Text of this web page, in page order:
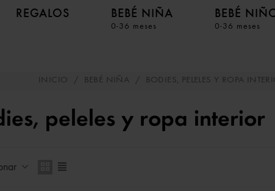
REGALOS BEBÉ NIÑA
0-36 meses
BEBÉ
0-36 meses
INICIO / BEBÉ NIÑA / BODIES, PELELES Y ROPA
peleles y ropa interior